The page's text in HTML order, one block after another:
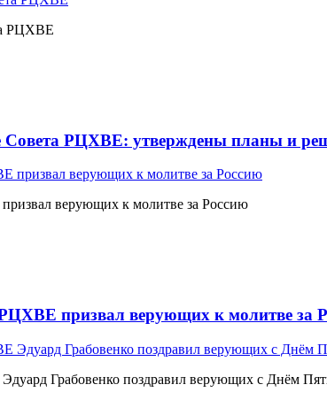
РЦХВЕ
РЦХВЕ: утверждены планы и
верующих к молитве за Россию
призвал верующих к молитве за
Грабовенко поздравил верующих с Днём